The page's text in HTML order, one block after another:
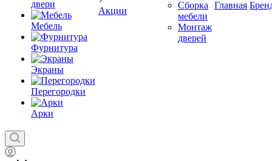
двери
Мебель
Фурнитура
Экраны
Перегородки
Арки
Акции
Сборка
мебели
Монтаж
дверей
Главная